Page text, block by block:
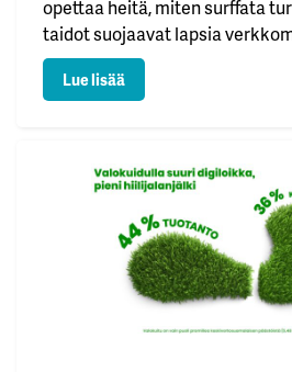
opettaa heitä, miten surffata
taidot suojaavat lapsia
puolelta – sopimattomalta
verkkokiusaamiselta,
Kannusta avoimeen viestintään
Lue lisää: Suojaa lastasi verkossa